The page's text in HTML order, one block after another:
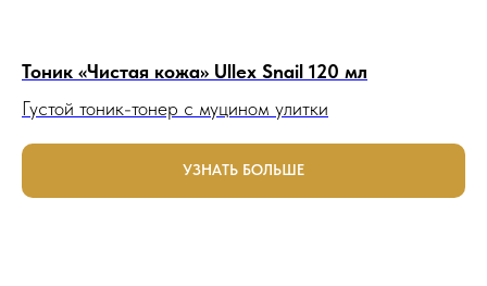
Тоник «Чистая кожа» Ullex Snail 120 мл
Густой тоник-тонер с муцином улитки
УЗНАТЬ БОЛЬШЕ